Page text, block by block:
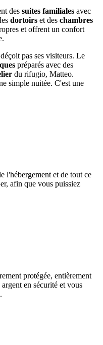
des suites familiales avec
dortoirs et des chambres
et offrent un confort
pas ses visiteurs. Le
préparés avec des
du rifugio, Matteo.
simple nuitée. C'est une
l'hébergement et de tout ce
afin que vous puissiez
protégée, entièrement
en sécurité et vous